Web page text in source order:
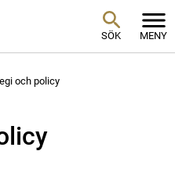
SÖK MENY
och policy